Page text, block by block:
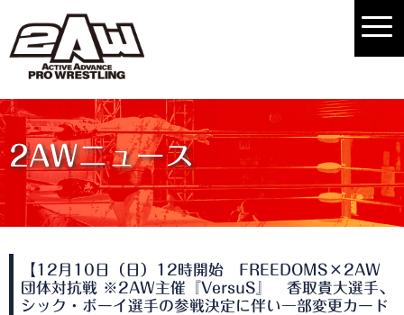
2AWニュース
【12月10日（日）12時開始 FREEDOMS×2AW
団体対抗戦 ※2AW主催『VersuS』 香取貴大選手、
シック・ボーイ選手の参戦決定に伴い一部変更カード